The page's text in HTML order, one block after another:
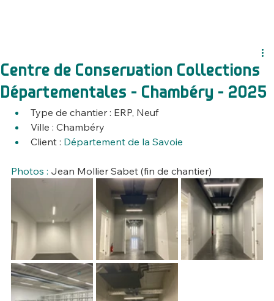
Centre de Conservation Collections
Départementales - Chambéry - 2025
Type de chantier : ERP, Neuf
Ville : Chambéry
Client : Département de la Savoie
Photos : Jean Mollier Sabet (fin de chantier)